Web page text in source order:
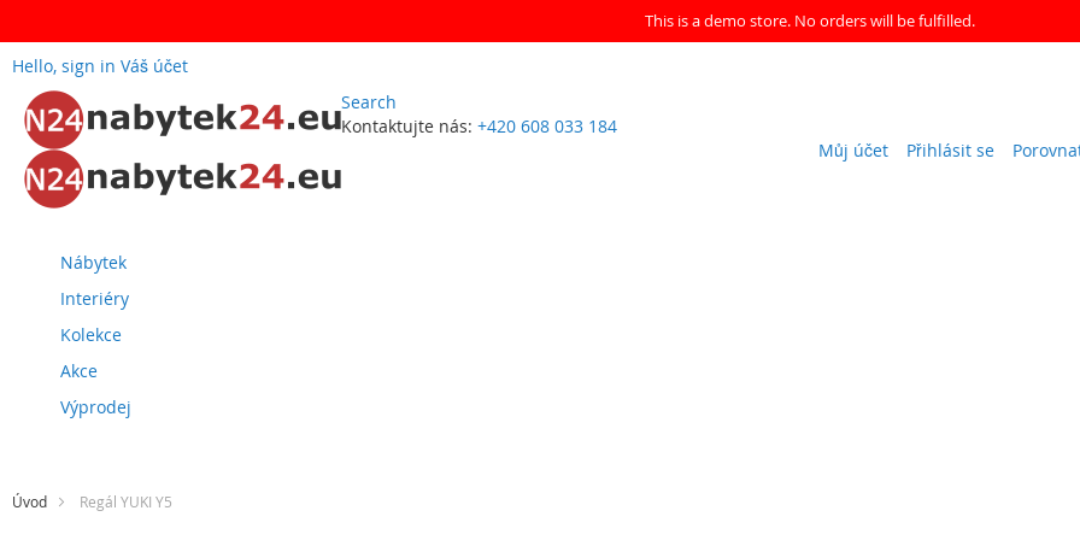
This is a demo store. No orders will be fulfilled.
Hello, sign in Váš účet
Search
Kontaktujte nás: +420 608 033 184
Můj účet Přihlásit se
na
obsah
Nábytek
Interiéry
Kolekce
Akce
Výprodej
Úvod Regál YUKI Y5